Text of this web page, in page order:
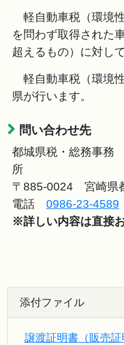
軽自動車税（環境
を問わず取得された
超えるもの）に対し
軽自動車税（環境
県が行います。
問い合わせ先
都城県税・総務事務
〒885-0024 宮崎県
電話 0986-23-4589
※詳しい内容は直接
添付ファイル
譲渡証明書（販売